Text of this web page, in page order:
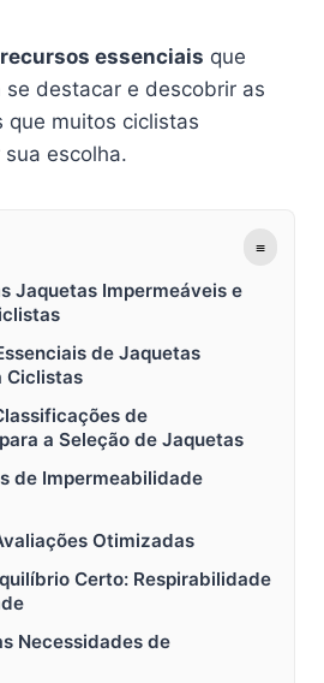
recursos essenciais que
destacar e descobrir as
que muitos ciclistas
escolha.
≡
Jaquetas Impermeáveis e
de Jaquetas
Ciclistas
de
a Seleção de Jaquetas
de Impermeabilidade
Otimizadas
Certo: Respirabilidade
Necessidades de